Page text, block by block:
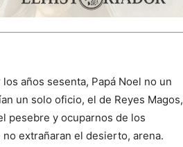
años sesenta, Papá Noel no un
un solo oficio, el de Reyes Magos,
pesebre y ocuparnos de los
extrañaran el desierto, arena.